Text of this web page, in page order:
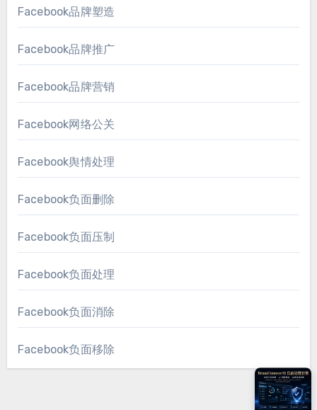
Facebook品牌塑造
Facebook品牌推广
Facebook品牌营销
Facebook网络公关
Facebook舆情处理
Facebook负面删除
Facebook负面压制
Facebook负面处理
Facebook负面消除
Facebook负面移除